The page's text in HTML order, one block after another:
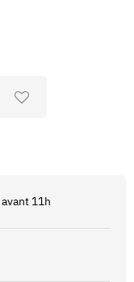
11h